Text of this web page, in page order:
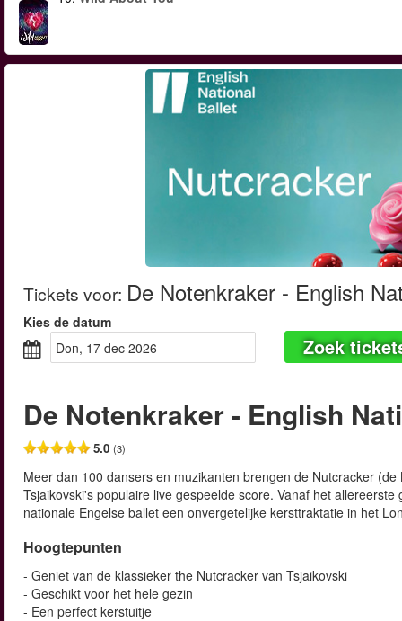
Tickets voor: De Notenkraker - English
Kies de datum
don, 17 dec 2026
Zoek
De Notenkraker - English
5.0 (3)
Meer dan 100 dansers en muzikanten brengen de Nutcracker
Tsjaikovski's populaire live gespeelde score. Vanaf het
nationale Engelse ballet een onvergetelijke kersttraktatie in het
Hoogtepunten
- Geniet van de klassieker the Nutcracker van Tsjaikovski
- Geschikt voor het hele gezin
- Een perfect kerstuitje